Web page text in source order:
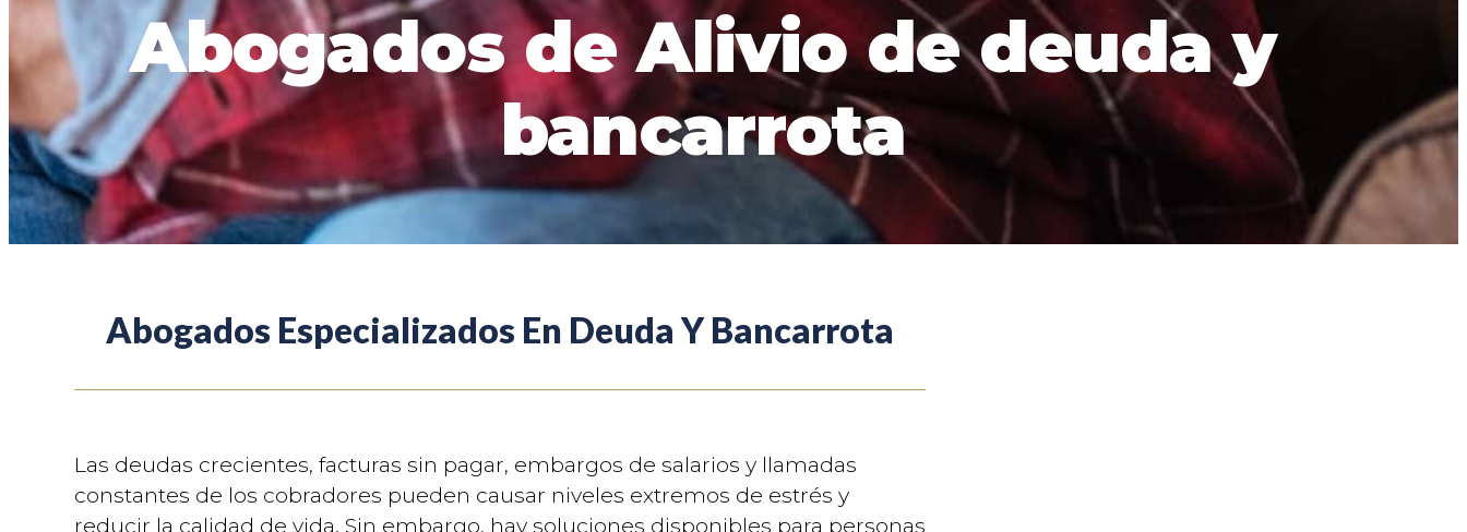
usando
lector
de
Presione
Control-
F10
para
abrir
un
menú
de
Abogados de Alivio de deuda y
bancarrota
Abogados Especializados En Deuda Y Bancarrota
Las deudas crecientes, facturas sin pagar, embargos de salarios y llamadas
constantes de los cobradores pueden causar niveles extremos de estrés y
reducir la calidad de vida. Sin embargo, hay soluciones disponibles para personas